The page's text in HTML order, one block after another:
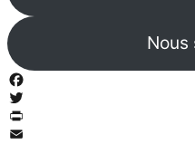
Nous
Facebook
Twitter
PrintFriendly